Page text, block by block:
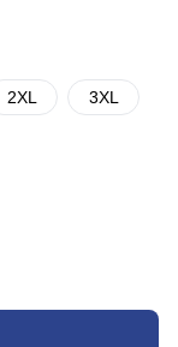
2XL 3XL